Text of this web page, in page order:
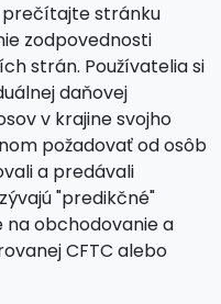
prečítajte stránku
zodpovednosti
strán. Používatelia si
daňovej
v krajine svojho
požadovať od osôb
a predávali
"predikčné"
na obchodovanie a
CFTC alebo